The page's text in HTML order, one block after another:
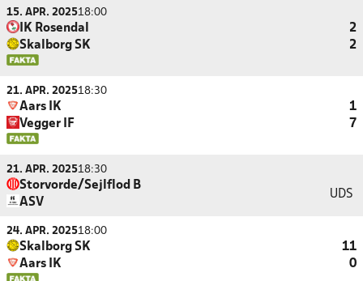
15. APR. 202518:00
IK Rosendal
2
Skalborg SK
2
21. APR. 202518:30
Aars IK
1
Vegger IF
7
21. APR. 202518:30
Storvorde/Sejlflod B
ASV
UDS
24. APR. 202518:00
Skalborg SK
11
Aars IK
0